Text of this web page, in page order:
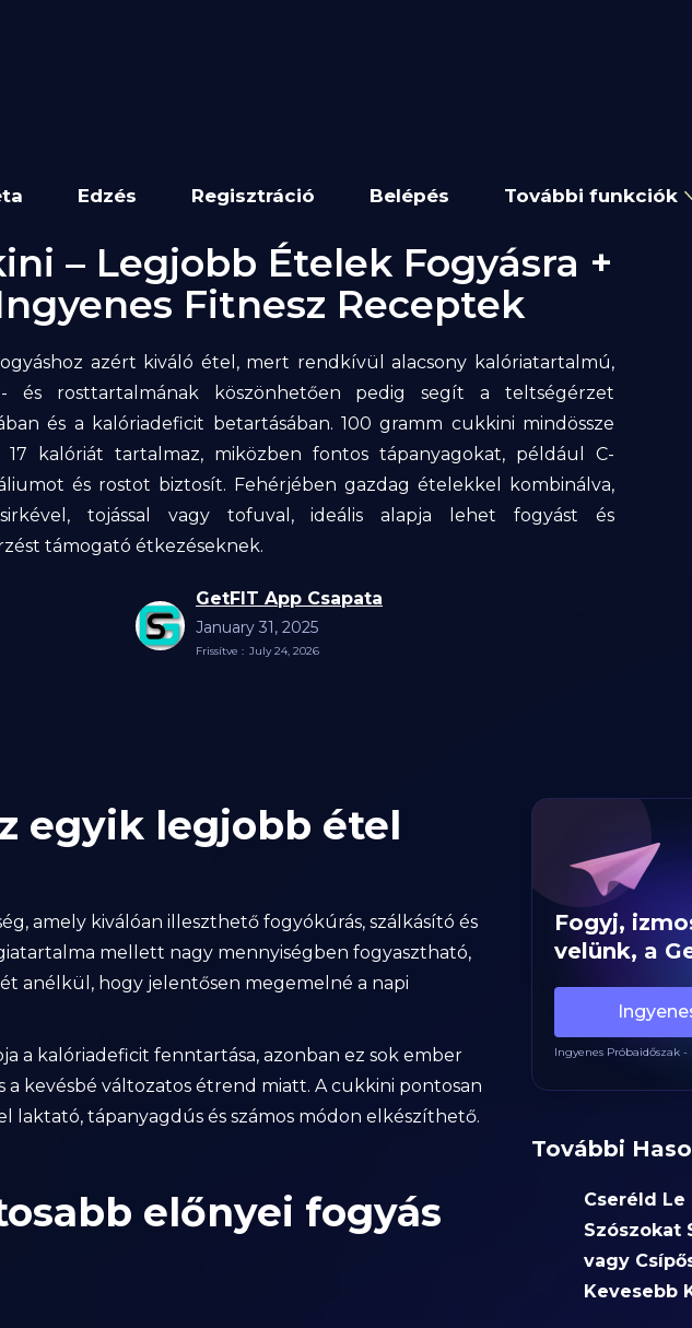
Edzés Regisztráció Belépés További funkciók
– Legjobb Ételek Fogyásra +
Fitnesz Receptek
azért kiváló étel, mert rendkívül alacsony kalóriatartalmú,
és rosttartalmának köszönhetően pedig segít a teltségérzet
és a kalóriadeficit betartásában. 100 gramm cukkini mindössze
kalóriát tartalmaz, miközben fontos tápanyagokat, például C-
és rostot biztosít. Fehérjében gazdag ételekkel kombinálva,
tojással vagy tofuval, ideális alapja lehet fogyást és
támogató étkezéseknek.
GetFIT App Csapata
January 31, 2025
Frissítve : July 24, 2026
egyik legjobb étel
amely kiválóan illeszthető fogyókúrás, szálkásító és
mellett nagy mennyiségben fogyasztható,
anélkül, hogy jelentősen megemelné a napi
a kalóriadeficit fenntartása, azonban ez sok ember
a kevésbé változatos étrend miatt. A cukkini pontosan
laktató, tápanyagdús és számos módon elkészíthető.
előnyei fogyás
Fogyj,
velünk, a
Ingyenes Próbaidőszak
További
Cseréld Le
Szószokat
vagy
Kevesebb